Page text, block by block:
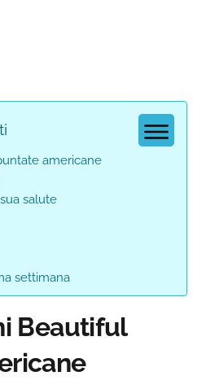
americane
salute
settimana
Beautiful